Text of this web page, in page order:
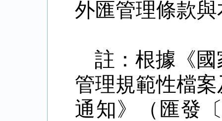
外匯管理條款
註：根據《
管理規範性檔
通知》（匯發